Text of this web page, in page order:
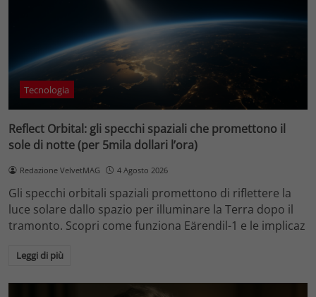
Tecnologia
Reflect Orbital: gli specchi spaziali che promettono il
sole di notte (per 5mila dollari l’ora)
Redazione VelvetMAG 4 Agosto 2026
Gli specchi orbitali spaziali promettono di riflettere la
luce solare dallo spazio per illuminare la Terra dopo il
tramonto. Scopri come funziona Eärendil-1 e le implicaz
Leggi di più